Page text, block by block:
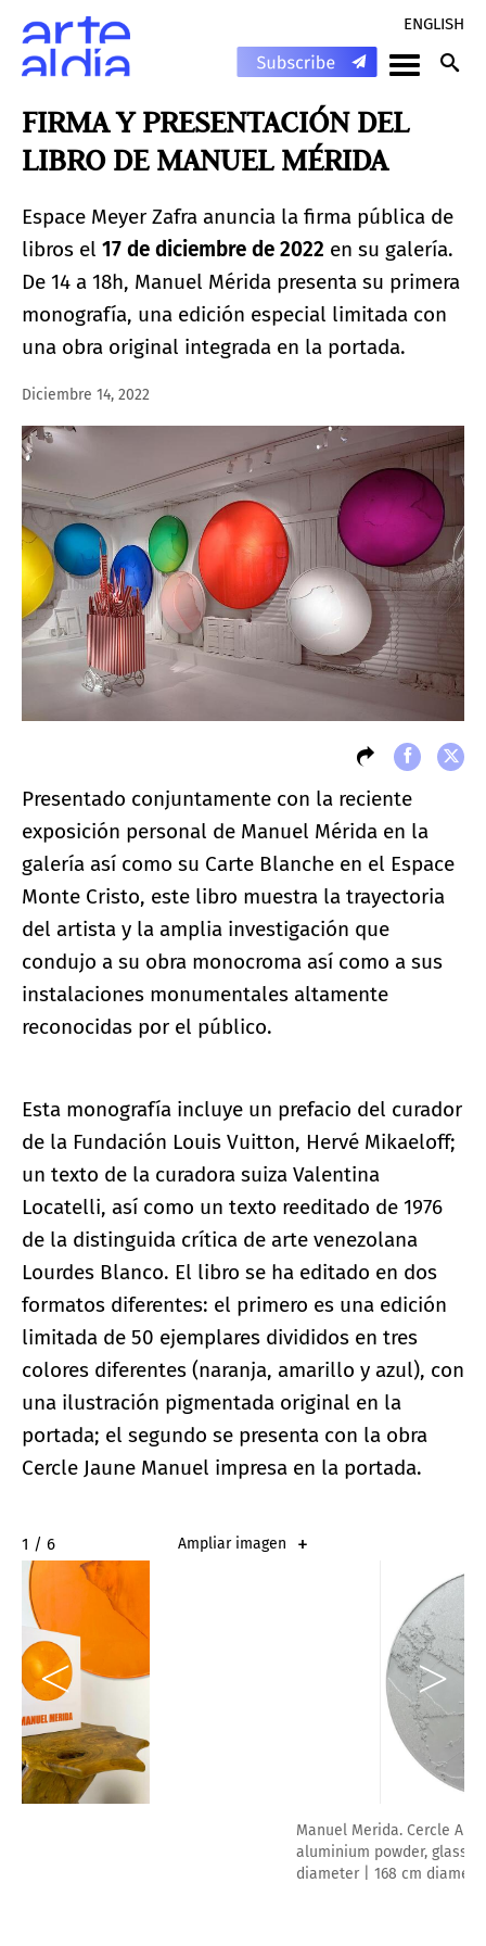
ENGLISH
FIRMA Y PRESENTACIÓN DEL
LIBRO DE MANUEL MÉRIDA
Espace Meyer Zafra anuncia la firma pública de
libros el 17 de diciembre de 2022 en su galería.
De 14 a 18h, Manuel Mérida presenta su primera
monografía, una edición especial limitada con
una obra original integrada en la portada.
Diciembre 14, 2022
Presentado conjuntamente con la reciente
exposición personal de Manuel Mérida en la
galería así como su Carte Blanche en el Espace
Monte Cristo, este libro muestra la trayectoria
del artista y la amplia investigación que
condujo a su obra monocroma así como a sus
instalaciones monumentales altamente
reconocidas por el público.
Esta monografía incluye un prefacio del curador
de la Fundación Louis Vuitton, Hervé Mikaeloff;
un texto de la curadora suiza Valentina
Locatelli, así como un texto reeditado de 1976
de la distinguida crítica de arte venezolana
Lourdes Blanco. El libro se ha editado en dos
formatos diferentes: el primero es una edición
limitada de 50 ejemplares divididos en tres
colores diferentes (naranja, amarillo y azul), con
una ilustración pigmentada original en la
portada; el segundo se presenta con la obra
Cercle Jaune Manuel impresa en la portada.
2 / 6 Ampliar imagen
Manuel Merida. Cercle Aluminium, 2022. Painted wood,
aluminium powder, glass, electric engine. 66 1/10 in